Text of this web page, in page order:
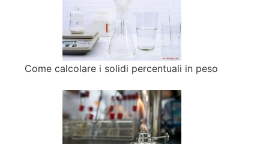
Come calcolare i solidi percentuali in peso